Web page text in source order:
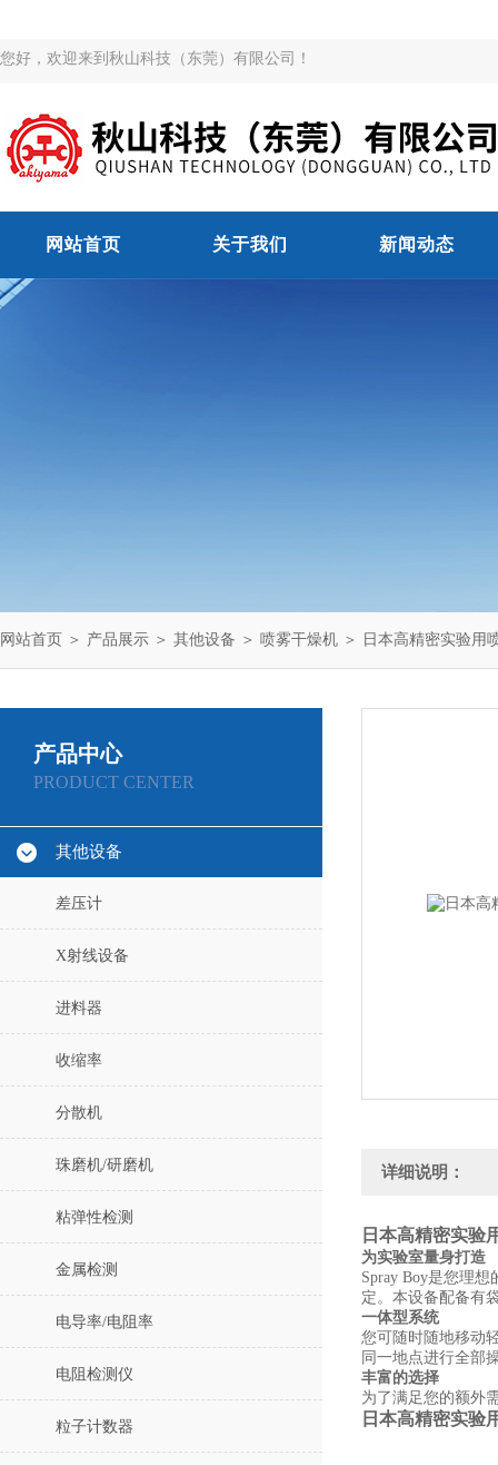
您好，欢迎来到秋山科技（东莞）有限公司！
网站首页 关于我们 新闻动态
网站首页 ＞ 产品展示 ＞ 其他设备 ＞ 喷雾干燥机 ＞ 日本高精密实验用
产品中心
PRODUCT CENTER
其他设备
差压计
X射线设备
进料器
收缩率
分散机
珠磨机/研磨机
粘弹性检测
金属检测
电导率/电阻率
电阻检测仪
粒子计数器
详细说明：
日本高精密实验
为实验室量身打造
Spray Boy是您理
定。本设备配备有
一体型系统
您可随时随地移动
同一地点进行全部
丰富的选择
为了满足您的额外
日本高精密实验